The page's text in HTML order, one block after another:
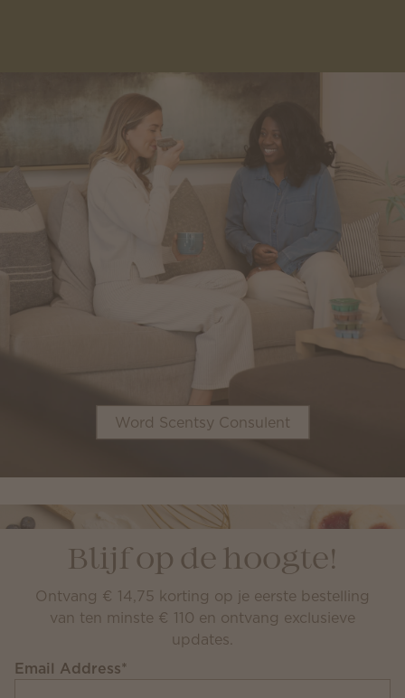
Word Scentsy Consulent
Blijf op de hoogte!
Ontvang € 14,75 korting op je eerste bestelling
van ten minste € 110 en ontvang exclusieve
updates.
Email Address*